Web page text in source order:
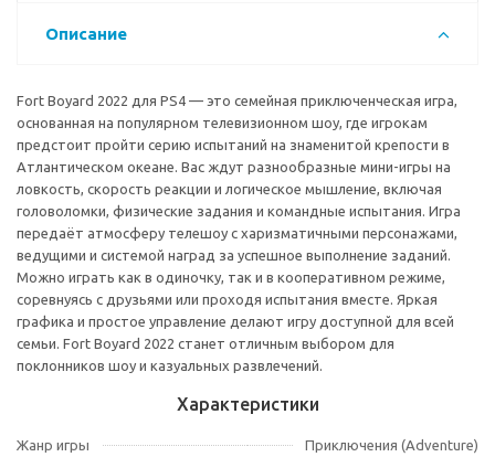
Описание
Fort Boyard 2022 для PS4 — это семейная приключенческая игра,
основанная на популярном телевизионном шоу, где игрокам
предстоит пройти серию испытаний на знаменитой крепости в
Атлантическом океане. Вас ждут разнообразные мини-игры на
ловкость, скорость реакции и логическое мышление, включая
головоломки, физические задания и командные испытания. Игра
передаёт атмосферу телешоу с харизматичными персонажами,
ведущими и системой наград за успешное выполнение заданий.
Можно играть как в одиночку, так и в кооперативном режиме,
соревнуясь с друзьями или проходя испытания вместе. Яркая
графика и простое управление делают игру доступной для всей
семьи. Fort Boyard 2022 станет отличным выбором для
поклонников шоу и казуальных развлечений.
Характеристики
Жанр игры
Приключения (Adventure)